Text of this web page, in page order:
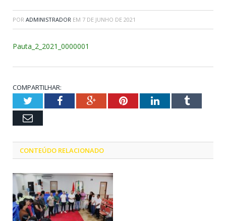
POR ADMINISTRADOR EM 7 DE JUNHO DE 2021
Pauta_2_2021_0000001
COMPARTILHAR:
TwitterFacebookGoogle+PinterestLinkedInTumblr
Email
CONTEÚDO RELACIONADO